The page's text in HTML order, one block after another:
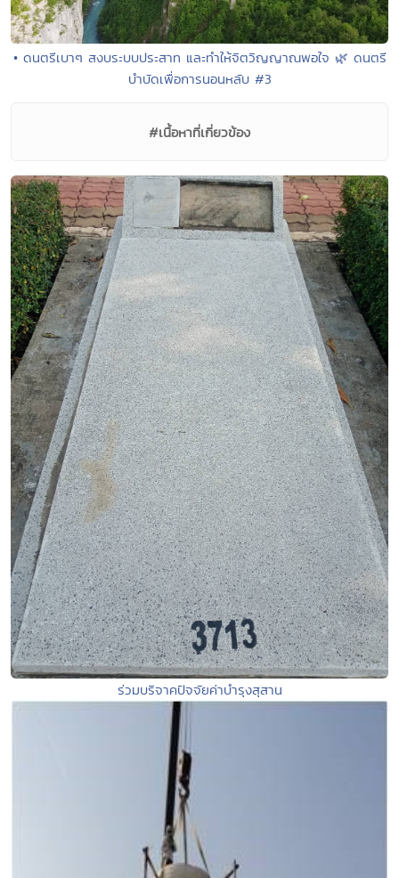
• ดนตรีเบาๆ สงบระบบประสาท และทำให้จิตวิญญาณพอใจ 🌿 ดนตรี
บำบัดเพื่อการนอนหลับ #3
#เนื้อหาที่เกี่ยวข้อง
ร่วมบริจาคปัจจัยค่าบำรุงสุสาน